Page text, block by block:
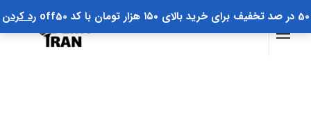
50 در صد تخفیف برای خرید بالای ۱۵۰ هزار تومان با کد off50 رد کردن